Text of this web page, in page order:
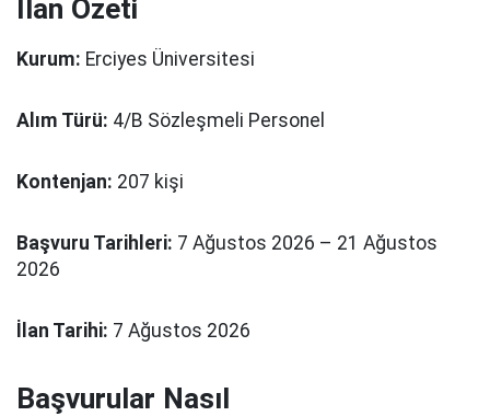
İlan Özeti
Kurum: Erciyes Üniversitesi
Alım Türü: 4/B Sözleşmeli Personel
Kontenjan: 207 kişi
Başvuru Tarihleri: 7 Ağustos 2026 – 21 Ağustos
2026
İlan Tarihi: 7 Ağustos 2026
Başvurular Nasıl